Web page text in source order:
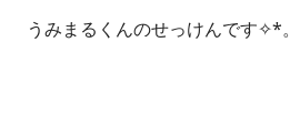
うみまるくんのせっけんです✧*。